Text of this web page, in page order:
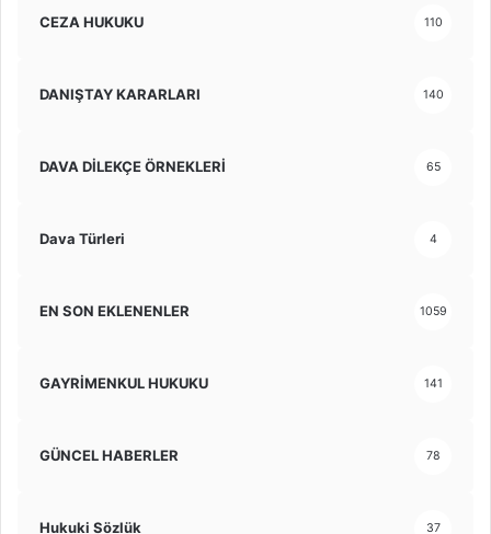
CEZA HUKUKU 110
DANIŞTAY KARARLARI 140
DAVA DİLEKÇE ÖRNEKLERİ 65
Dava Türleri 4
EN SON EKLENENLER 1059
GAYRİMENKUL HUKUKU 141
GÜNCEL HABERLER 78
Hukuki Sözlük 37